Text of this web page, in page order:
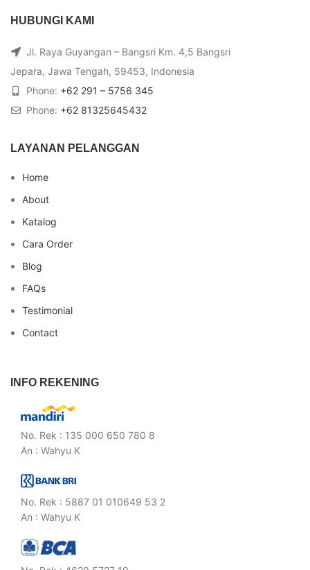
HUBUNGI KAMI
Jl. Raya Guyangan – Bangsri Km. 4,5 Bangsri
Jepara, Jawa Tengah, 59453, Indonesia
Phone: +62 291 – 5756 345
Phone: +62 81325645432
LAYANAN PELANGGAN
Home
About
Katalog
Cara Order
Blog
FAQs
Testimonial
Contact
INFO REKENING
No. Rek : 135 000 650 780 8
An : Wahyu K
No. Rek : 5887 01 010649 53 2
An : Wahyu K